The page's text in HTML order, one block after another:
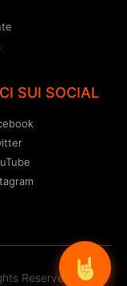
SUI SOCIAL
Reserved.